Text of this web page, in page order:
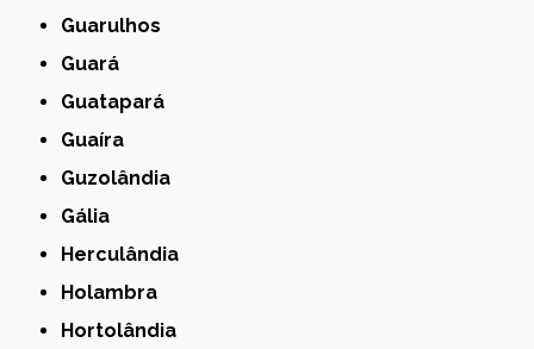
Guarulhos
Guará
Guatapará
Guaíra
Guzolândia
Gália
Herculândia
Holambra
Hortolândia